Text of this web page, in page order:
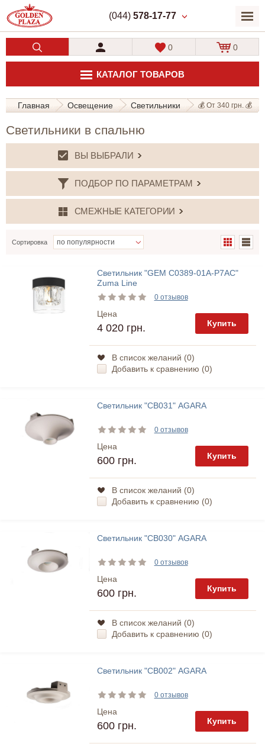
(044) 578-17-77
КАТАЛОГ ТОВАРОВ
0 0
Главная Освещение Светильники 💰 От 340 грн. 💰
Светильники в спальню
ВЫ ВЫБРАЛИ
ПОДБОР ПО ПАРАМЕТРАМ
СМЕЖНЫЕ КАТЕГОРИИ
Сортировка
Светильник "GEM C0389-01A-P7AC"
Zuma Line
0 отзывов
Цена
4 020 грн. Купить
В список желаний (0)
Добавить к сравнению (0)
Светильник "СВ031" AGARA
0 отзывов
Цена
600 грн. Купить
В список желаний (0)
Добавить к сравнению (0)
Светильник "СВ030" AGARA
0 отзывов
Цена
600 грн. Купить
В список желаний (0)
Добавить к сравнению (0)
Светильник "СВ002" AGARA
0 отзывов
Цена
600 грн. Купить